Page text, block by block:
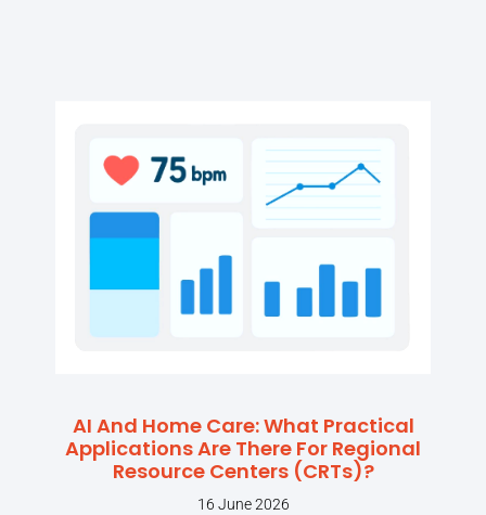
AI And Home Care: What Practical
Applications Are There For Regional
Resource Centers (CRTs)?
16 June 2026